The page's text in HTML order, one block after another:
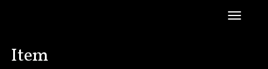
Toggle
Item